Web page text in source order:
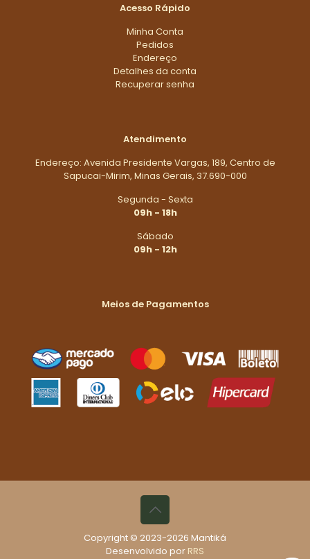
Acesso Rápido
Minha Conta
Pedidos
Endereço
Detalhes da conta
Recuperar senha
Atendimento
Endereço: Avenida Presidente Vargas, 189, Centro de
Sapucai-Mirim, Minas Gerais, 37.690-000
Segunda - Sexta
09h - 18h
Sábado
09h - 12h
Meios de Pagamentos
Copyright © 2023-2026 Mantiká
Desenvolvido por RRS